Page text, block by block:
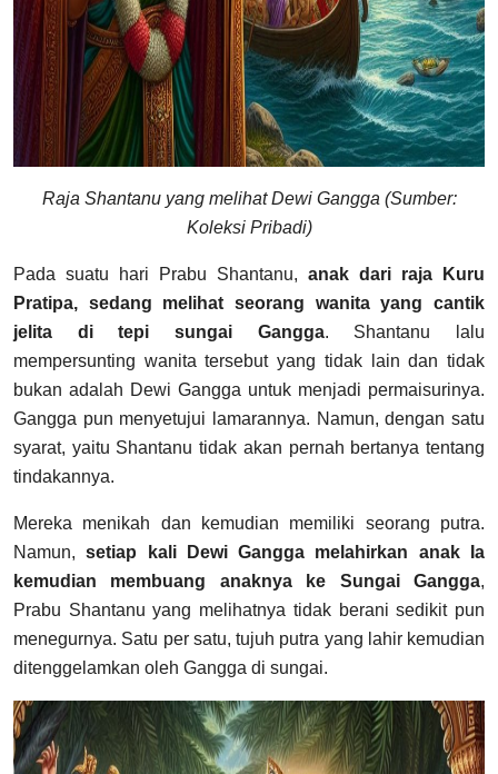
Raja Shantanu yang melihat Dewi Gangga (Sumber:
Koleksi Pribadi)
Pada suatu hari Prabu Shantanu, anak dari raja Kuru
Pratipa, sedang melihat seorang wanita yang cantik
jelita di tepi sungai Gangga. Shantanu lalu
mempersunting wanita tersebut yang tidak lain dan tidak
bukan adalah Dewi Gangga untuk menjadi permaisurinya.
Gangga pun menyetujui lamarannya. Namun, dengan satu
syarat, yaitu Shantanu tidak akan pernah bertanya tentang
tindakannya.
Mereka menikah dan kemudian memiliki seorang putra.
Namun,setiap kali Dewi Gangga melahirkan anak Ia
kemudian membuang anaknya ke Sungai Gangga,
Prabu Shantanu yang melihatnya tidak berani sedikit pun
menegurnya. Satu per satu, tujuh putra yang lahir kemudian
ditenggelamkan oleh Gangga di sungai.